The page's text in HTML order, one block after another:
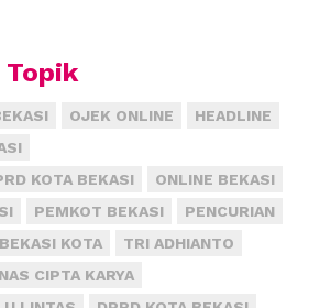
Topik
OJEK ONLINE
HEADLINE
KOTA BEKASI
ONLINE BEKASI
PEMKOT BEKASI
PENCURIAN
KOTA
TRI ADHIANTO
CIPTA KARYA